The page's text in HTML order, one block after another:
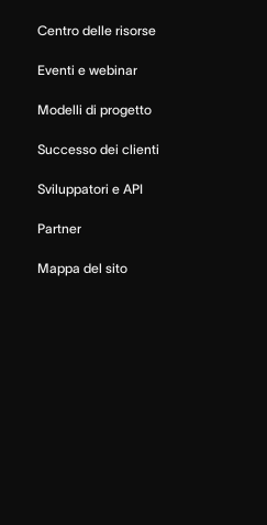
Centro delle risorse
Eventi e webinar
Modelli di progetto
Successo dei clienti
Sviluppatori e API
Partner
Mappa del sito